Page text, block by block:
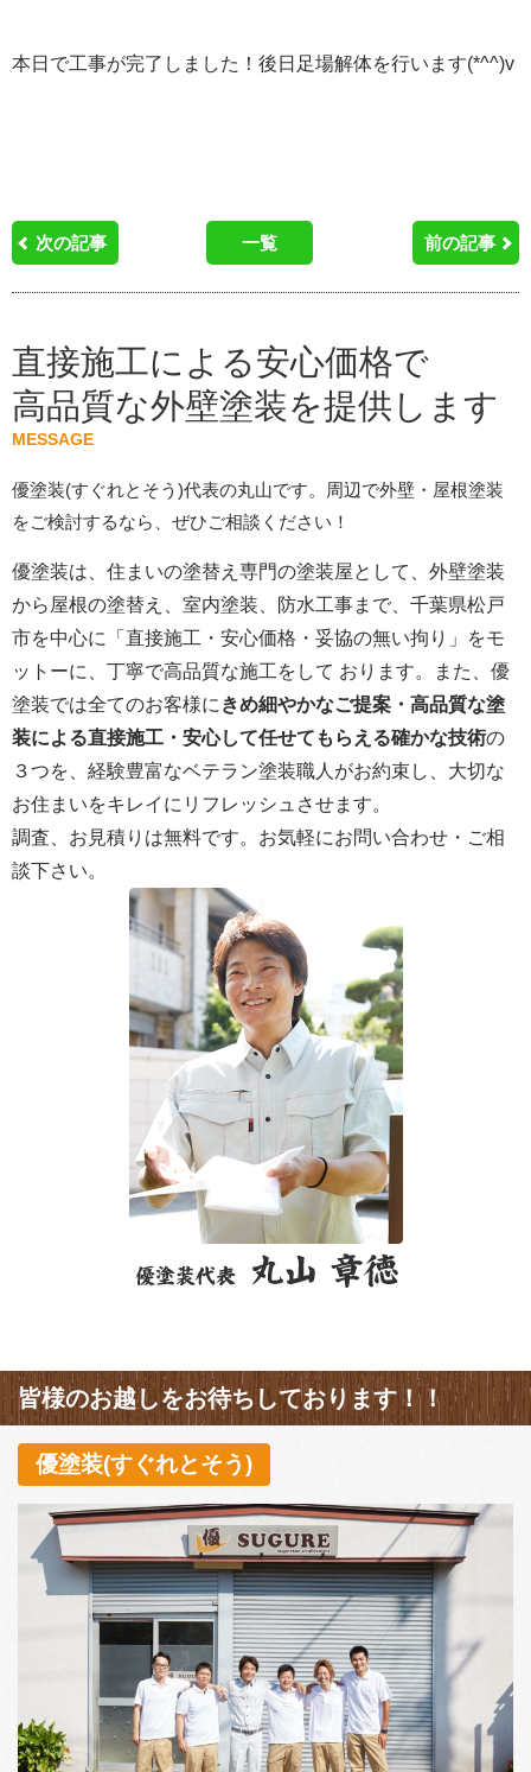
本日で工事が完了しました！後日足場解体を行います(*^^)v
次の記事 一覧 前の記事
直接施工による安心価格で
高品質な外壁塗装を提供します
MESSAGE
優塗装(すぐれとそう)代表の丸山です。周辺で外壁・屋根塗装
をご検討するなら、ぜひご相談ください！
優塗装は、住まいの塗替え専門の塗装屋として、外壁塗装
から屋根の塗替え、室内塗装、防水工事まで、千葉県松戸
市を中心に「直接施工・安心価格・妥協の無い拘り」をモ
ットーに、丁寧で高品質な施工をして おります。また、優
塗装では全てのお客様に きめ細やかなご提案・高品質な塗
装による直接施工・安心して任せてもらえる確かな技術の
３つを、経験豊富なベテラン塗装職人がお約束し、大切な
お住まいをキレイにリフレッシュさせます。
調査、お見積りは無料です。お気軽にお問い合わせ・ご相
談下さい。
皆様のお越しをお待ちしております！！
優塗装(すぐれとそう)